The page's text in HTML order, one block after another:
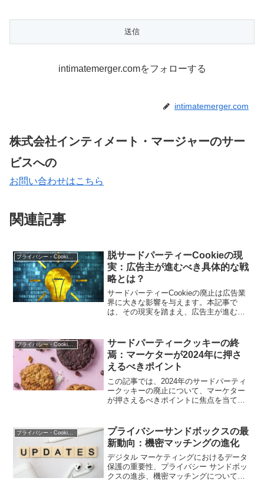
intimatemerger.comをフォローする
intimatemerger.com
株式会社インティメート・マージャーのサー
ビスへの
お問い合わせはこちら
関連記事
プライバシー・Cookie規制
脱サードパーティーCookieの現
実：広告主が進むべき具体的な戦
略とは？
サードパーティーCookieの廃止は広告業
界に大きな影響を与えます。本記事で
は、その現実を踏まえ、広告主が進むべ
提供します。
プライバシー・Cookie規制
サードパーティークッキーの終
焉：マーケターが2024年に押さ
えるべきポイント
この記事では、2024年のサードパーティ
ークッキーの廃止について、マーケター
が押さえるべきポイントに焦点を当てて
ため、マーケターはこの変化に備えて戦
略を再考する必要があります。本記事で
は、サードパーティークッキーの廃止に
伴う課題や対応策、代替手段などについ
て解説し、マーケターが成功するための
具体的なアクションプランを提供しま
プライバシーサンドボックスの最
新動向：機密マッチングの進化
デジタル マーケティングにおけるデータ
保護の重要性、プライバシー サンドボッ
クスの進歩、機密マッチングについて学